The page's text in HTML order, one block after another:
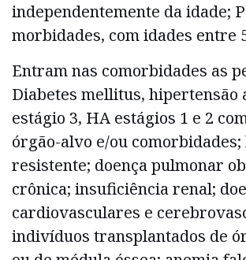
independentemente da idade;
morbidades, com idades entre
Entram nas comorbidades as
Diabetes mellitus,
estágio 3, HA estágios 1 e 2
órgão-alvo e/ou
resistente; doença pulmonar
crônica; insuficiência renal;
cardiovasculares e
indivíduos transplantados de